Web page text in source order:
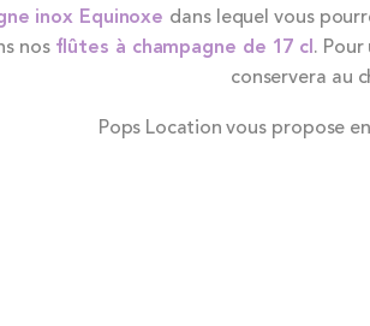
inox Equinoxe dans lequel vous
nos flûtes à champagne de 17 cl.
conservera au
Pops Location vous propose